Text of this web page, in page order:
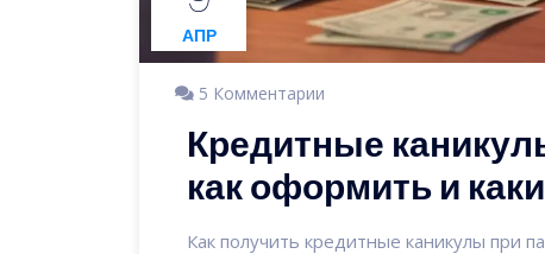
АПР
5 Комментарии
Кредитные
как оформить и
Как получить кредитные каникулы при